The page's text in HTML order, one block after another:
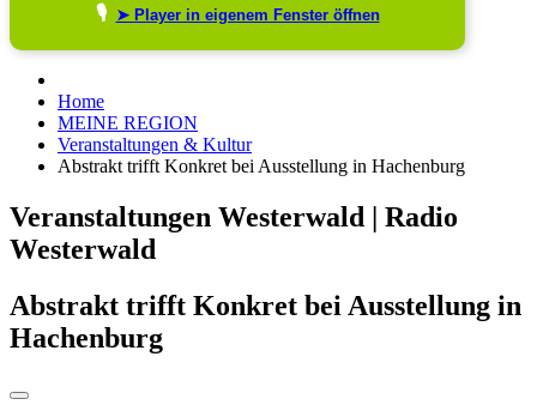
🎙️ ➤ Player in eigenem Fenster öffnen
Home
MEINE REGION
Veranstaltungen & Kultur
Abstrakt trifft Konkret bei Ausstellung in Hachenburg
Veranstaltungen Westerwald | Radio
Westerwald
Abstrakt trifft Konkret bei Ausstellung in
Hachenburg